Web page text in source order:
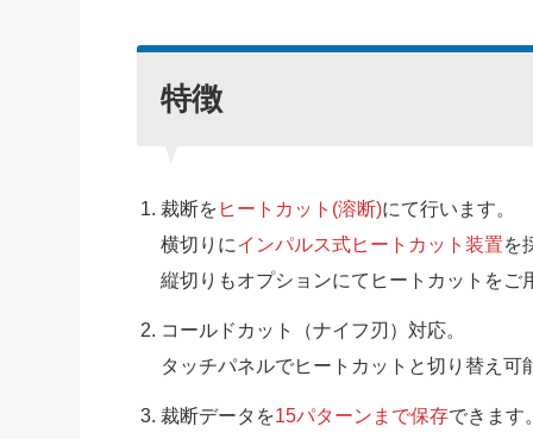
特徴
裁断を ヒートカット(溶断)にて行います。
横切りにインパルス式ヒートカット装置を
縦切りもオプションにてヒートカットをご
コールドカット（ナイフ刃）対応。
タッチパネルでヒートカットと切り替え可
裁断データを15パターンまで保存できます